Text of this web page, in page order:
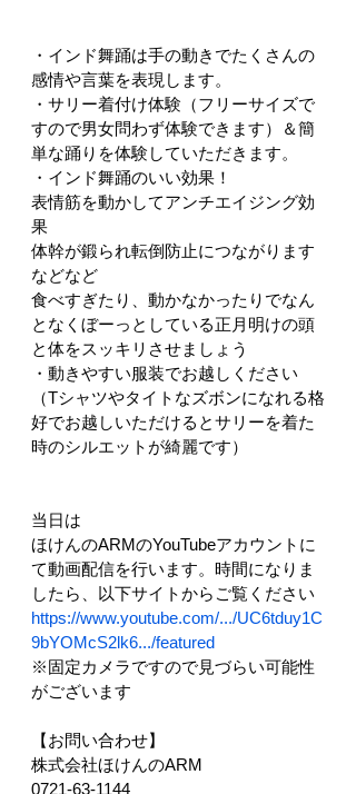
・インド舞踊は手の動きでたくさんの
感情や言葉を表現します。
・サリー着付け体験（フリーサイズで
すので男女問わず体験できます）＆簡
単な踊りを体験していただきます。
・インド舞踊のいい効果！
表情筋を動かしてアンチエイジング効
果
体幹が鍛られ転倒防止につながります
などなど
食べすぎたり、動かなかったりでなん
となくぼーっとしている正月明けの頭
と体をスッキリさせましょう
・動きやすい服装でお越しください
（Tシャツやタイトなズボンになれる格
好でお越しいただけるとサリーを着た
時のシルエットが綺麗です）
当日は
ほけんのARMのYouTubeアカウントに
て動画配信を行います。時間になりま
したら、以下サイトからご覧ください
https://www.youtube.com/.../UC6tduy1C
9bYOMcS2lk6.../featured
※固定カメラですので見づらい可能性
がございます
【お問い合わせ】
株式会社ほけんのARM
0721-63-1144